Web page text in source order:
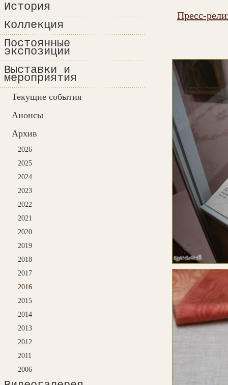
История
Коллекция
Постоянные
экспозиции
Выставки и
мероприятия
Текущие события
Анонсы
Архив
2026
2025
2024
2023
2022
2021
2020
2019
2018
2017
2016
2015
2014
2013
2012
2011
2006
Пресс-